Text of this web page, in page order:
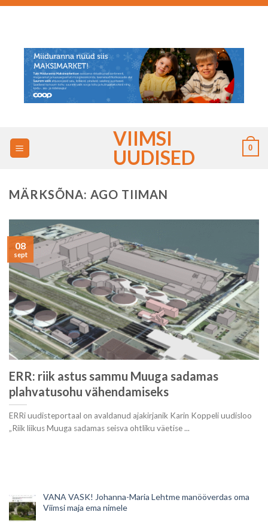
Skip
VIIMSI
UUDISED
0
MÄRKSÕNA: AGO TIIMAN
ERR: riik astus sammu Muuga sadamas
plahvatusohu vähendamiseks
ERRi uudisteportaal on avaldanud ajakirjanik Karin Koppeli uudisloo
„Riik liikus Muuga sadamas seisva ohtliku väetise ...
08
sept
VANA VASK! Johanna-Maria Lehtme manööverdas oma
Viimsi maja ema nimele